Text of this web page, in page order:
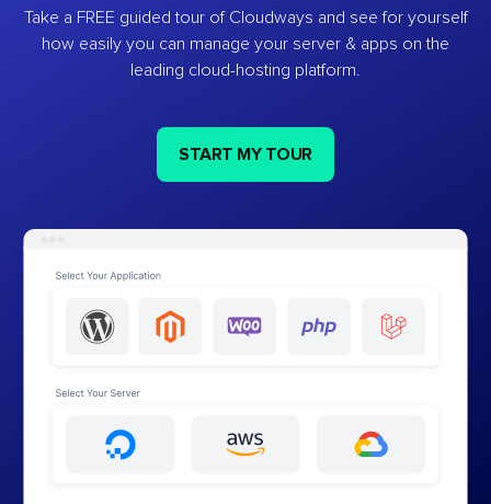
Take a FREE guided tour of Cloudways and see for yourself
how easily you can manage your server & apps on the
leading cloud-hosting platform.
START MY TOUR